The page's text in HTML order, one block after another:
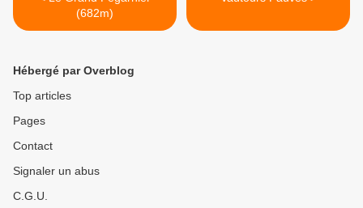
(682m)
Hébergé par Overblog
Top articles
Pages
Contact
Signaler un abus
C.G.U.